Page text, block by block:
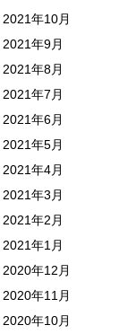
2021年10月
2021年9月
2021年8月
2021年7月
2021年6月
2021年5月
2021年4月
2021年3月
2021年2月
2021年1月
2020年12月
2020年11月
2020年10月